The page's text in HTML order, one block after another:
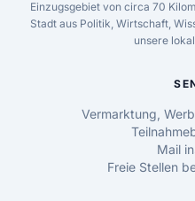
Einzugsgebiet von circa 70
Stadt aus Politik, Wirtschaft,
unsere
Vermarktung,
Mail
Freie Stellen